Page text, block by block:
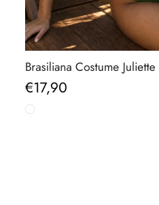
Brasiliana Costume
Prezzo normale
€17,90